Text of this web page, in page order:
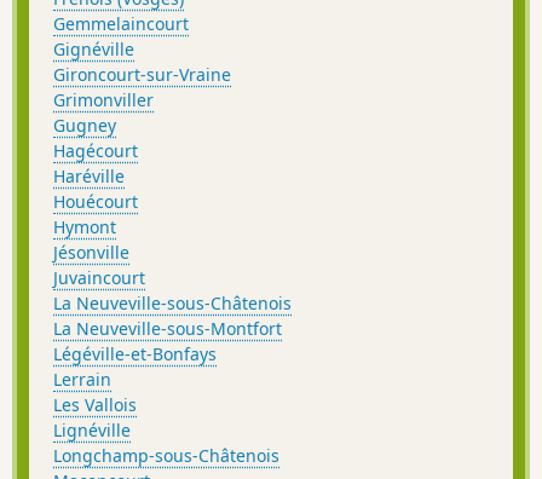
Gemmelaincourt
Gignéville
Gironcourt-sur-Vraine
Grimonviller
Gugney
Hagécourt
Haréville
Houécourt
Hymont
Jésonville
Juvaincourt
La Neuveville-sous-Châtenois
La Neuveville-sous-Montfort
Légéville-et-Bonfays
Lerrain
Les Vallois
Lignéville
Longchamp-sous-Châtenois